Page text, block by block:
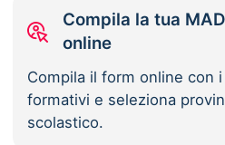
Compila la tua
online
Compila il form online con
formativi e seleziona
scolastico.